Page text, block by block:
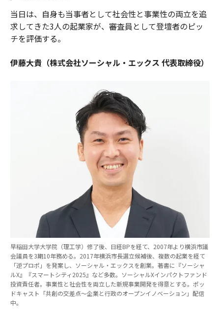
当日は、自身も当事者として社会性と事業性の両立を追
求してきた3人の起業家が、審査員として登壇者のピッ
チを評価する。
伊藤大貴（株式会社ソーシャル・エックス 代表取締役）
早稲田大学大学院（理工学）修了後、日経BPを経て、2007年より横浜市議
会議員を3期10年務める。2017年横浜市長選立候補後、複数の起業を経て
「逆プロポ」を発案し、ソーシャル・エックスを創業。著書に『ソーシャ
ルX』『スマートシティ2025』など多数。ソーシャルXインパクトファンド
投資責任者。事業性と社会性を両立した新規事業開発を得意とする。ポッ
ドキャスト「共創の交差点〜企業と行政のオープンイノベーション」配信
中。